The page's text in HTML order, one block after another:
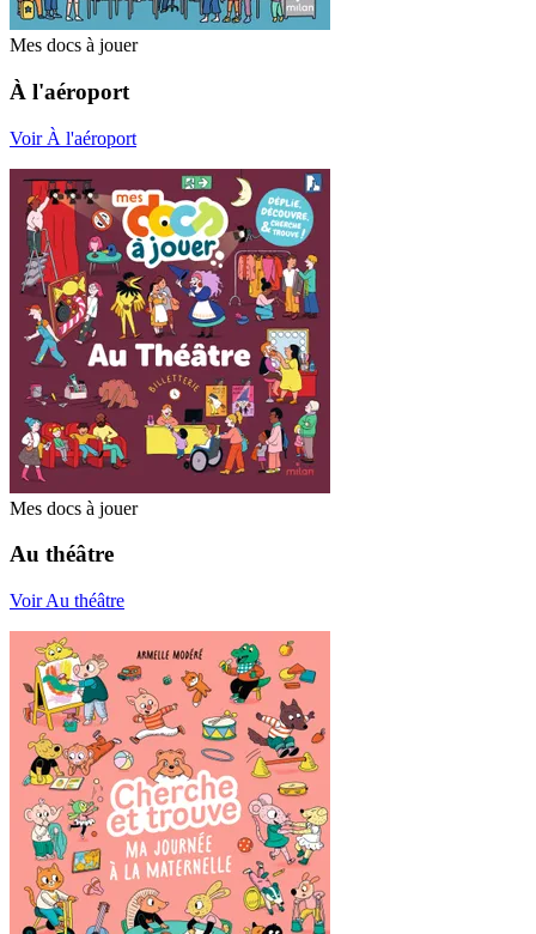
Mes docs à jouer
À l'aéroport
Voir À l'aéroport
Mes docs à jouer
Au théâtre
Voir Au théâtre